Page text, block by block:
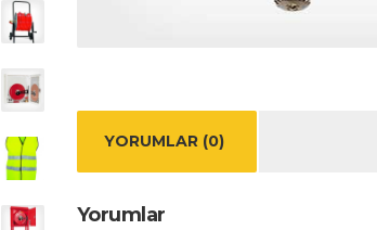
YORUMLAR (0)
Yorumlar